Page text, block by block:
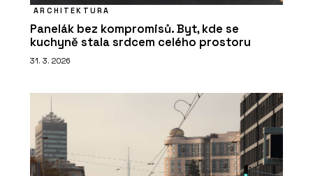
ARCHITEKTURA
Panelák bez kompromisů. Byt, kde se
kuchyně stala srdcem celého prostoru
31. 3. 2026